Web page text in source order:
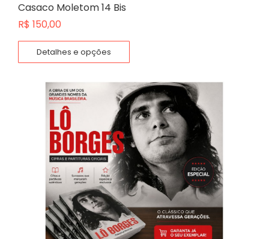
Casaco Moletom 14 Bis
R$ 150,00
Detalhes e opções